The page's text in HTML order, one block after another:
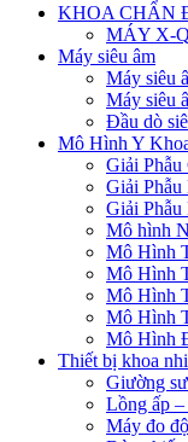
KHOA CHẨN
MÁY X-
Máy siêu âm
Máy siêu
Máy siêu
Đầu dò
Mô Hình Y
Giải Phẫu
Giải Phẫu
Giải
Mô hình
Mô Hình
Mô Hình
Mô Hình
Mô Hình
Mô Hình
Thiết bị khoa nhi
Giường
Lồng ấp –
Máy đo